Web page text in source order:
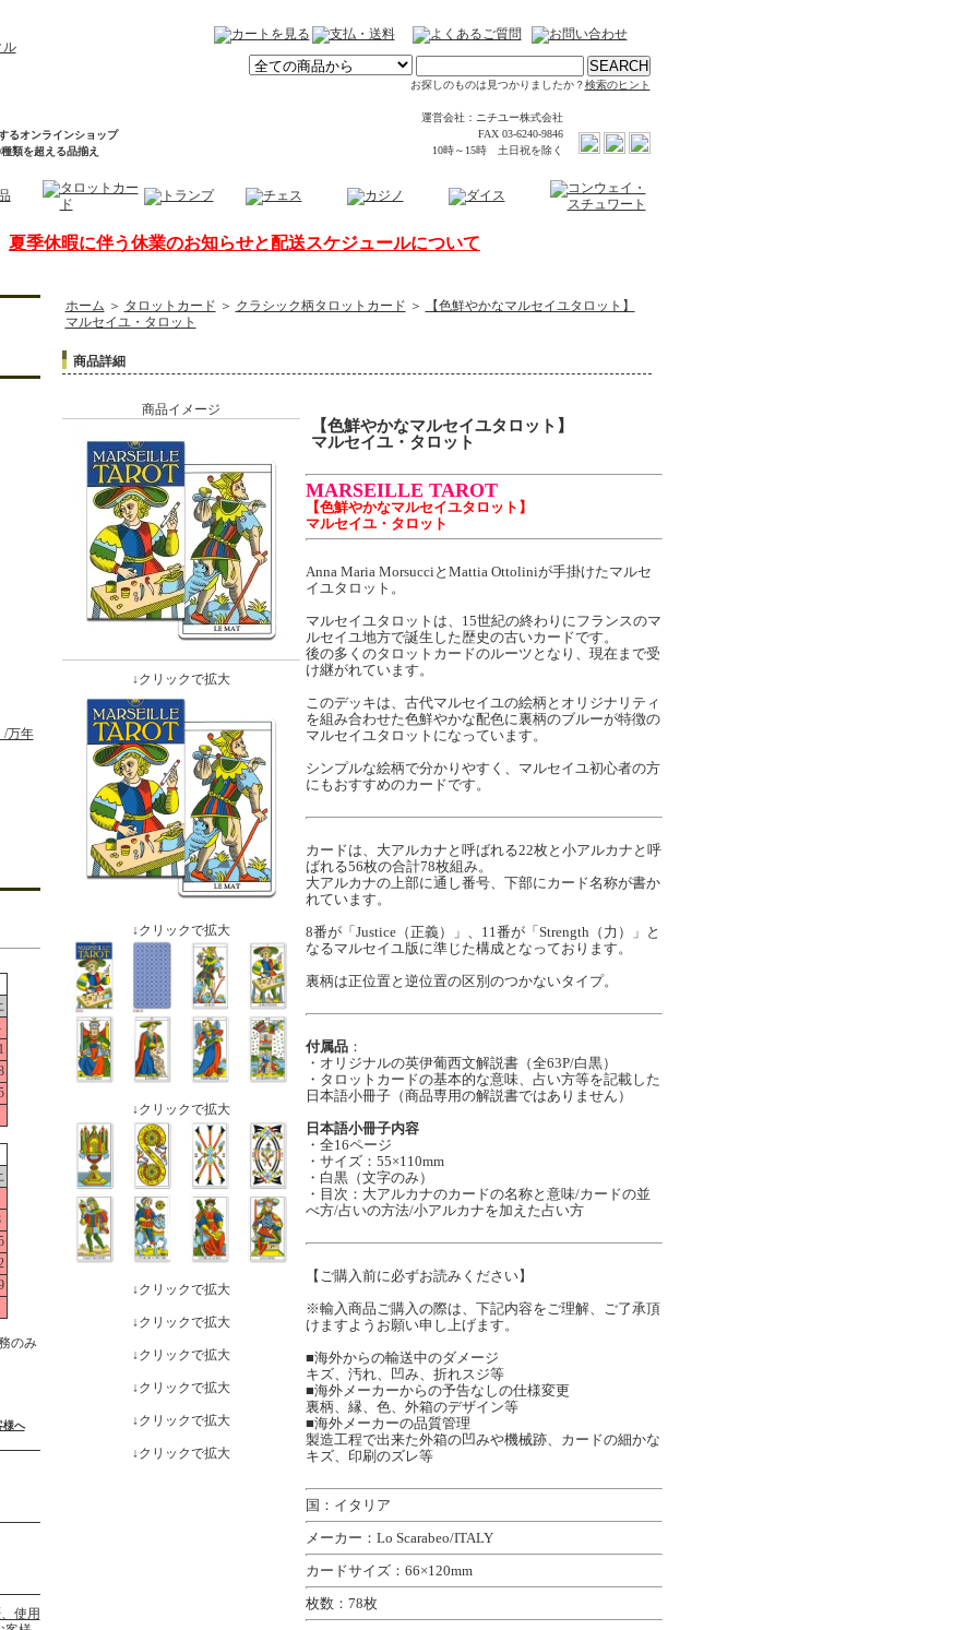
お探しのものは見つかりましたか？検索のヒント
運営会社：ニチユー株式会社
FAX 03-6240-9846
10時～15時 土日祝を除く
るオンラインショップ
類を超える品揃え
夏季休暇に伴う休業のお知らせと配送スケジュールについて
/万年
のみ
様へ
ホーム ＞ タロットカード ＞ クラシック柄タロットカード ＞
【色鮮やかなマルセイユタロット】
マルセイユ・タロット
商品詳細
商品イメージ
↓クリックで拡大
↓クリックで拡大
↓クリックで拡大
↓クリックで拡大
↓クリックで拡大
↓クリックで拡大
↓クリックで拡大
↓クリックで拡大
↓クリックで拡大
【色鮮やかなマルセイユタロット】
マルセイユ・タロット
MARSEILLE TAROT
【色鮮やかなマルセイユタロット】
マルセイユ・タロット
Anna Maria MorsucciとMattia Ottoliniが手掛けたマルセ
イユタロット。
マルセイユタロットは、15世紀の終わりにフランスのマ
ルセイユ地方で誕生した歴史の古いカードです。
後の多くのタロットカードのルーツとなり、現在まで受
け継がれています。
このデッキは、古代マルセイユの絵柄とオリジナリティ
を組み合わせた色鮮やかな配色に裏柄のブルーが特徴の
マルセイユタロットになっています。
シンプルな絵柄で分かりやすく、マルセイユ初心者の方
にもおすすめのカードです。
カードは、大アルカナと呼ばれる22枚と小アルカナと呼
ばれる56枚の合計78枚組み。
大アルカナの上部に通し番号、下部にカード名称が書か
れています。
8番が「Justice（正義）」、11番が「Strength（力）」と
なるマルセイユ版に準じた構成となっております。
裏柄は正位置と逆位置の区別のつかないタイプ。
付属品：
・オリジナルの英伊葡西文解説書（全63P/白黒）
・タロットカードの基本的な意味、占い方等を記載した
日本語小冊子（商品専用の解説書ではありません）
日本語小冊子内容
・全16ページ
・サイズ：55×110mm
・白黒（文字のみ）
・目次：大アルカナのカードの名称と意味/カードの並
べ方/占いの方法/小アルカナを加えた占い方
【ご購入前に必ずお読みください】
※輸入商品ご購入の際は、下記内容をご理解、ご了承頂
けますようお願い申し上げます。
■海外からの輸送中のダメージ
キズ、汚れ、凹み、折れスジ等
■海外メーカーからの予告なしの仕様変更
裏柄、縁、色、外箱のデザイン等
■海外メーカーの品質管理
製造工程で出来た外箱の凹みや機械跡、カードの細かな
キズ、印刷のズレ等
国：イタリア
メーカー：Lo Scarabeo/ITALY
カードサイズ：66×120mm
枚数：78枚